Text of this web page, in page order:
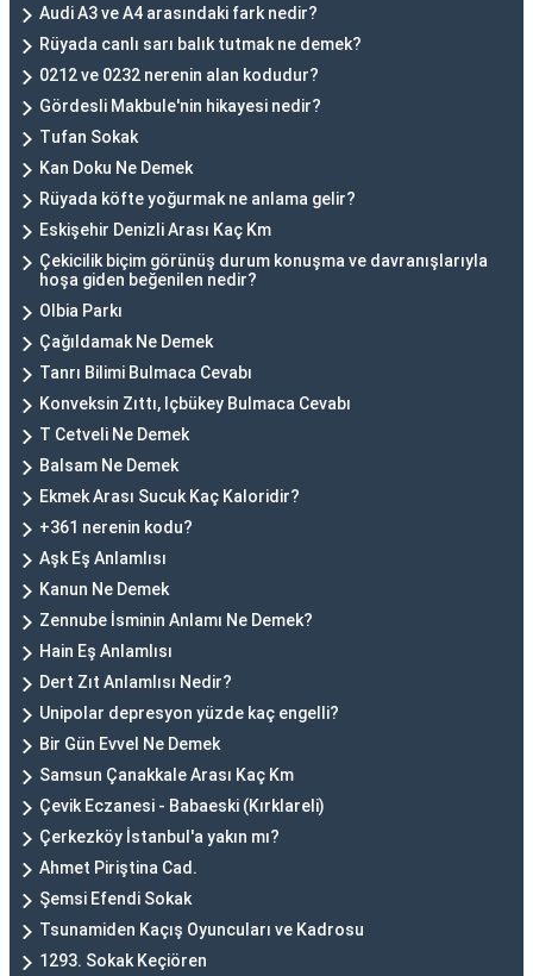
Audi A3 ve A4 arasındaki fark nedir?
Rüyada canlı sarı balık tutmak ne demek?
0212 ve 0232 nerenin alan kodudur?
Gördesli Makbule'nin hikayesi nedir?
Tufan Sokak
Kan Doku Ne Demek
Rüyada köfte yoğurmak ne anlama gelir?
Eskişehir Denizli Arası Kaç Km
Çekicilik biçim görünüş durum konuşma ve davranışlarıyla
hoşa giden beğenilen nedir?
Olbia Parkı
Çağıldamak Ne Demek
Tanrı Bilimi Bulmaca Cevabı
Konveksin Zıttı, Içbükey Bulmaca Cevabı
T Cetveli Ne Demek
Balsam Ne Demek
Ekmek Arası Sucuk Kaç Kaloridir?
+361 nerenin kodu?
Aşk Eş Anlamlısı
Kanun Ne Demek
Zennube İsminin Anlamı Ne Demek?
Hain Eş Anlamlısı
Dert Zıt Anlamlısı Nedir?
Unipolar depresyon yüzde kaç engelli?
Bir Gün Evvel Ne Demek
Samsun Çanakkale Arası Kaç Km
Çevik Eczanesi - Babaeski (Kırklareli)
Çerkezköy İstanbul'a yakın mı?
Ahmet Piriştina Cad.
Şemsi Efendi Sokak
Tsunamiden Kaçış Oyuncuları ve Kadrosu
1293. Sokak Keçiören